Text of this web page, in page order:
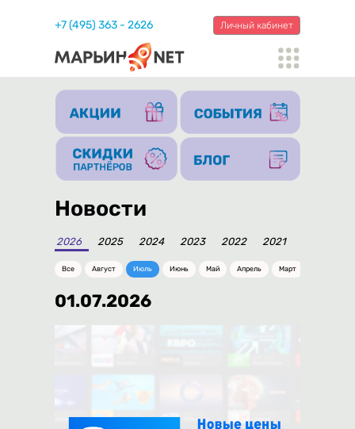
+7 (495) 363 - 2626 Личный кабинет
Новости
2026 2025 2024 2023 2022 2021
Все Август Июль Июнь Май Апрель Март
01.07.2026